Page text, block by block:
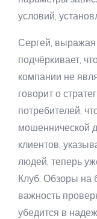
условий,
Сергей, выражая
подчёркивает,
компании не
говорит о
потребителей,
мошеннической
клиентов,
людей, теперь
Клуб. Обзоры на
важность
убедится в